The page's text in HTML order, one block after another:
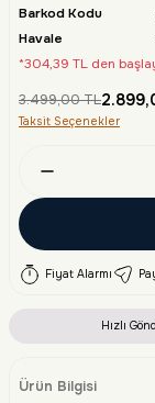
Barkod Kodu
Havale
*304,39 TL den
3.499,00 TL
Taksit Seçenekler
Fiyat Alarmı
Hızlı
Ürün Bilgisi